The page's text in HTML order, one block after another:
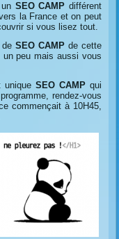
SEO CAMP différent
la France et on peut
si vous lisez tout.
deSEO CAMPde cette
peu mais aussi vous
unique SEO CAMPqui
rendez-vous
commençait à 10H45,